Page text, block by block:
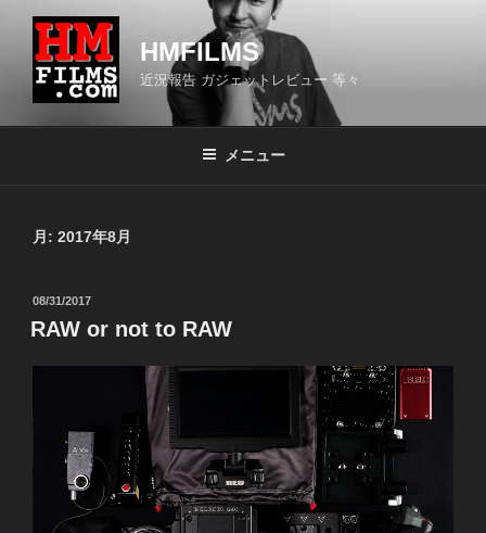
HMFILMS
近況報告 ガジェットレビュー 等々
メニュー
月: 2017年8月
投
稿
日:
08/31/2017
RAW or not to RAW